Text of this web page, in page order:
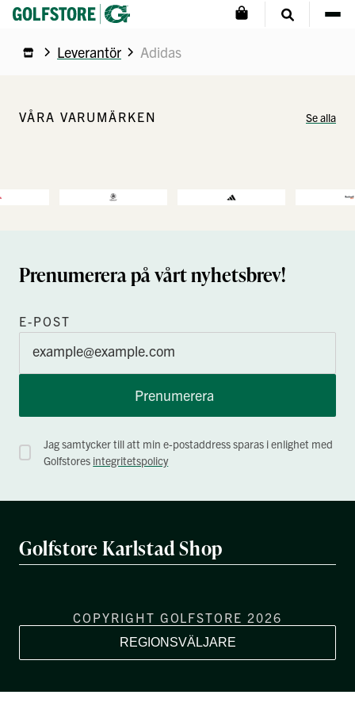
Leverantör Adidas
VÅRA VARUMÄRKEN Se alla
Prenumerera på vårt nyhetsbrev!
E-POST
Prenumerera
Jag samtycker till att min e-postaddress sparas i enlighet med
Golfstores integritetspolicy
Golfstore Karlstad Shop
COPYRIGHT GOLFSTORE 2026
REGIONSVÄLJARE